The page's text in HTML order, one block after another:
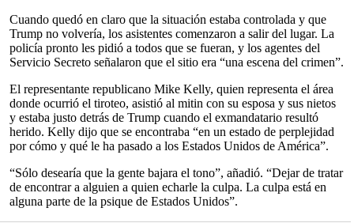
Cuando quedó en claro que la situación estaba controlada y que
Trump no volvería, los asistentes comenzaron a salir del lugar. La
policía pronto les pidió a todos que se fueran, y los agentes del
Servicio Secreto señalaron que el sitio era “una escena del crimen”.
El representante republicano Mike Kelly, quien representa el área
donde ocurrió el tiroteo, asistió al mitin con su esposa y sus nietos
y estaba justo detrás de Trump cuando el exmandatario resultó
herido. Kelly dijo que se encontraba “en un estado de perplejidad
por cómo y qué le ha pasado a los Estados Unidos de América”.
“Sólo desearía que la gente bajara el tono”, añadió. “Dejar de tratar
de encontrar a alguien a quien echarle la culpa. La culpa está en
alguna parte de la psique de Estados Unidos”.